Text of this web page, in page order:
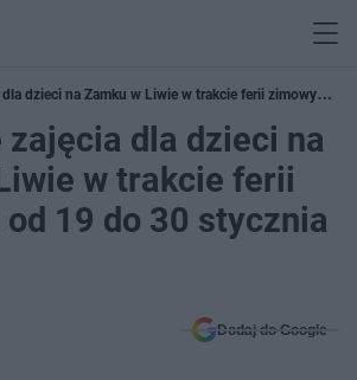
dla dzieci na Zamku w Liwie w trakcie ferii zimowych od
zajęcia dla dzieci na
w trakcie ferii
19 do 30 stycznia
Dodaj do Google